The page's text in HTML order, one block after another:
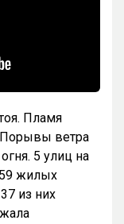
Пламя
Порывы ветра
5 улиц на
жилых
из них